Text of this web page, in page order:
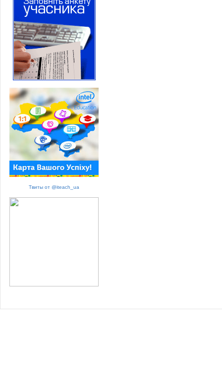
Твиты от @iteach_ua